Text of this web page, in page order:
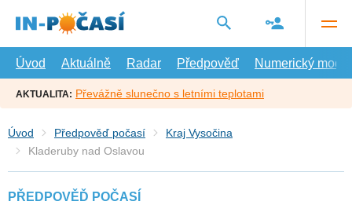
hlavní
Úvod
Aktuálně Radar Předpověď Numerický model
AKTUALITA: Převážně slunečno s letními teplotami
Úvod Předpověď počasí
Kraj Vysočina
Kladeruby nad Oslavou
PŘEDPOVĚĎ POČASÍ